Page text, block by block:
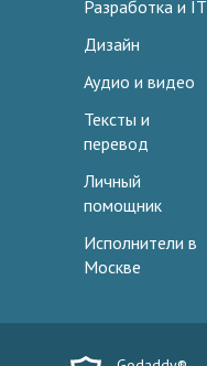
Разработка и IT
Дизайн
Аудио и видео
Тексты и
перевод
Личный
помощник
Исполнители в
Москве